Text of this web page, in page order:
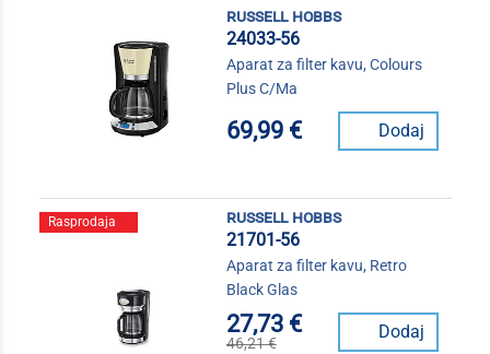
russell hobbs
24033-56
Aparat za filter kavu, Colours
Plus C/Ma
69,99 € Dodaj
Rasprodaja
russell hobbs
21701-56
Aparat za filter kavu, Retro
Black Glas
27,73 €
46,21 €
Dodaj